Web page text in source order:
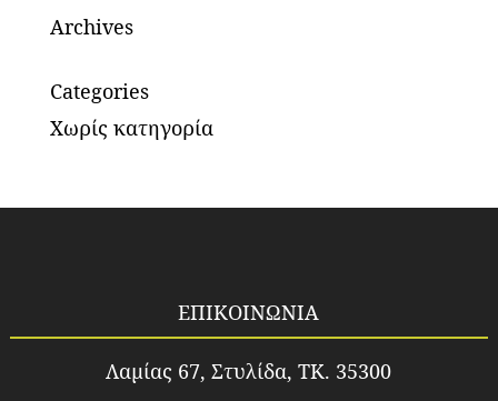
Archives
Categories
Χωρίς κατηγορία
ΕΠΙΚΟΙΝΩΝΙΑ
Λαμίας 67, Στυλίδα, TK. 35300